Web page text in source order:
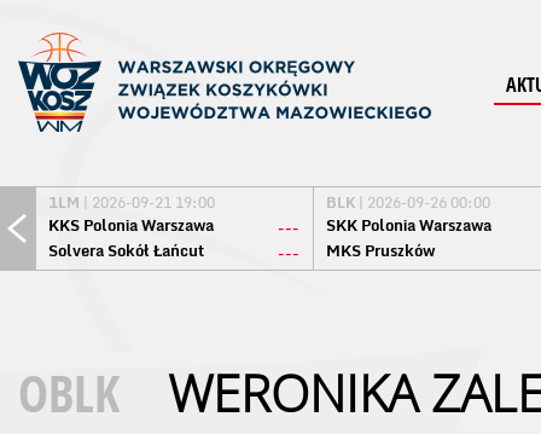
1LM | 2026-09-21 19:00
KKS Polonia Warszawa
---
Solvera Sokół Łańcut
---
BLK | 2026-09-26 00:00
SKK Polonia Warszawa
MKS Pruszków
OBLK WERONIKA